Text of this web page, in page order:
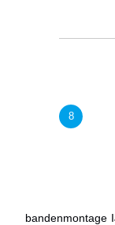
8
bandenmontage